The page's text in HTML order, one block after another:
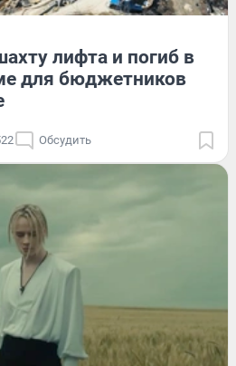
лифта и погиб в
для бюджетников
Обсудить